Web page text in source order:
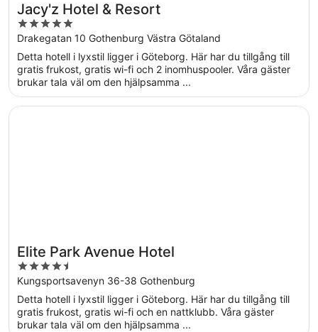
Jacy'z Hotel & Resort
5
out
of
5
Drakegatan 10 Gothenburg Västra Götaland
Detta hotell i lyxstil ligger i Göteborg. Här har du tillgång till
gratis frukost, gratis wi-fi och 2 inomhuspooler. Våra gäster
brukar tala väl om den hjälpsamma ...
Elite Park Avenue Hotel
4.5
out
of
5
Kungsportsavenyn 36-38 Gothenburg
Detta hotell i lyxstil ligger i Göteborg. Här har du tillgång till
gratis frukost, gratis wi-fi och en nattklubb. Våra gäster
brukar tala väl om den hjälpsamma ...
Öppnas i ett nytt fönster
Elite Park Avenue Hotel